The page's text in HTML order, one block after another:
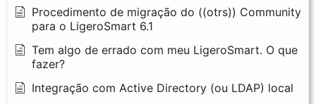
Procedimento de migração do ((otrs)) Community
para o LigeroSmart 6.1
Tem algo de errado com meu LigeroSmart. O que
fazer?
Integração com Active Directory (ou LDAP) local